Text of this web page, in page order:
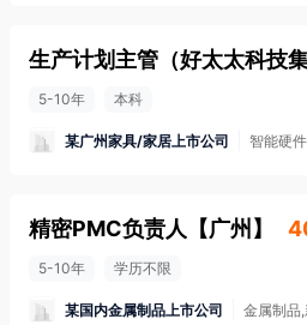
生产计划主管（好太太科技集
5-10年 本科
某广州家具/家居上市公司 智能硬
精密PMC负责人 【广州 】
5-10年 学历不限
某国内金属制品上市公司 金属制品